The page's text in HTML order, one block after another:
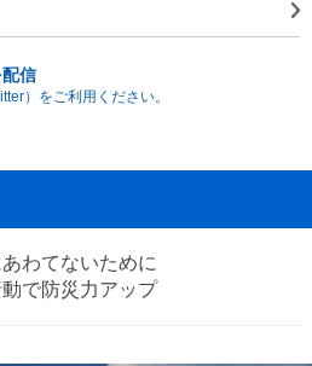
信
）をご利用ください。
わてないために
で防災力アップ